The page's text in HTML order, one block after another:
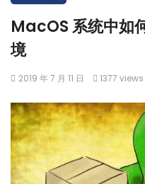
MacOS 系统中如
境
2019 年 7 月 11 日 1377 views